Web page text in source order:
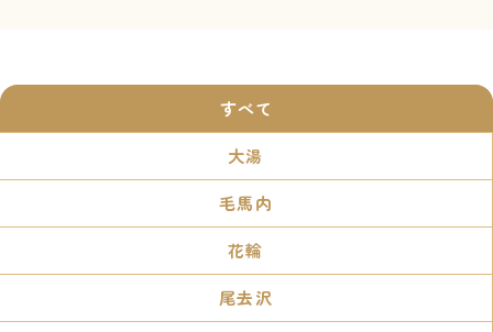
すべて
大湯
毛馬内
花輪
尾去沢